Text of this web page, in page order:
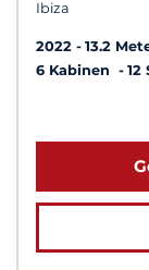
Ibiza
2022
13.2
6 Kabinen
12